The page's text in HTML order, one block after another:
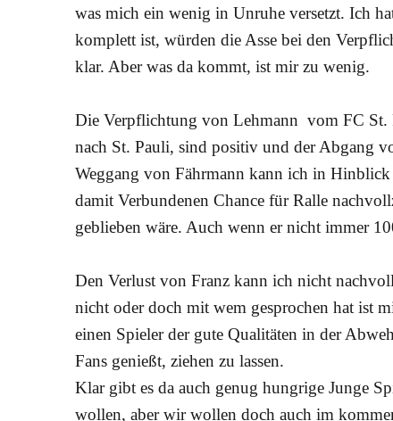
was mich ein wenig in Unruhe versetzt. Ich
komplett ist, würden die Asse bei den
klar. Aber was da kommt, ist mir zu wenig.
Die Verpflichtung von Lehmann vom FC St.
nach St. Pauli, sind positiv und der Abgang
Weggang von Fährmann kann ich in
damit Verbundenen Chance für Ralle
geblieben wäre. Auch wenn er nicht immer
Den Verlust von Franz kann ich nicht
nicht oder doch mit wem gesprochen hat ist
einen Spieler der gute Qualitäten in der
Fans genießt, ziehen zu lassen.
Klar gibt es da auch genug hungrige Junge
wollen, aber wir wollen doch auch im